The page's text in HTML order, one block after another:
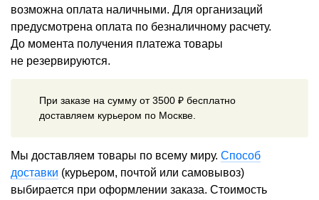
возможна оплата наличными. Для организаций
предусмотрена оплата по безналичному расчету.
До момента получения платежа товары
не резервируются.
При заказе на сумму от 3500 ₽ бесплатно
доставляем курьером по Москве.
Мы доставляем товары по всему миру. Способ
доставки (курьером, почтой или самовывоз)
выбирается при оформлении заказа. Стоимость